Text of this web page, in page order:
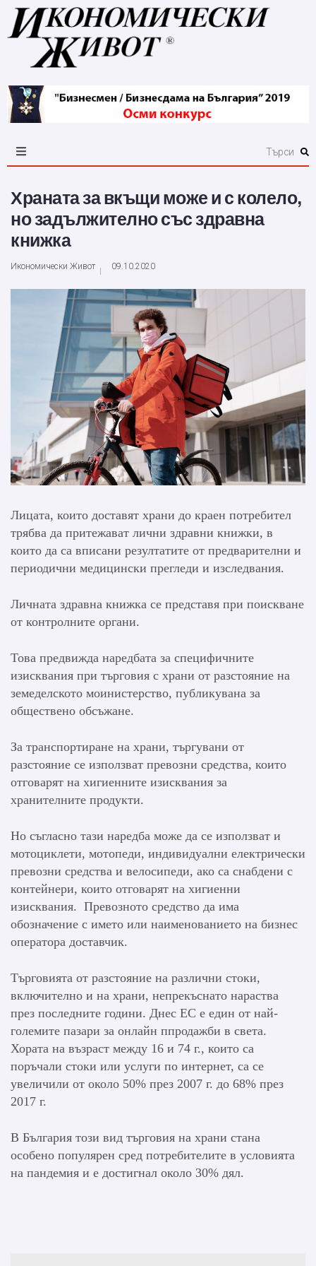
Храната за вкъщи може и с колело,
но задължително със здравна
книжка
Икономически Живот 09.10.2020
Лицата, които доставят храни до краен потребител
трябва да притежават лични здравни книжки, в
които да са вписани резултатите от предварителни и
периодични медицински прегледи и изследвания.
Личната здравна книжка се представя при поискване
от контролните органи.
Това предвижда наредбата за специфичните
изисквания при търговия с храни от разстояние на
земеделското моинистерство, публикувана за
обществено обсъжане.
За транспортиране на храни, търгувани от
разстояние се използват превозни средства, които
отговарят на хигиенните изисквания за
хранителните продукти.
Но съгласно тази наредба може да се използват и
мотоциклети, мотопеди, индивидуални електрически
превозни средства и велосипеди, ако са снабдени с
контейнери, които отговарят на хигиенни
изисквания. Превозното средство да има
обозначение с името или наименованието на бизнес
оператора доставчик.
Търговията от разстояние на различни стоки,
включително и на храни, непрекъснато нараства
през последните години. Днес ЕС е един от най-
големите пазари за онлайн ппродажби в света.
Хората на възраст между 16 и 74 г., които са
поръчали стоки или услуги по интернет, са се
увеличили от около 50% през 2007 г. до 68% през
2017 г.
В България този вид търговия на храни стана
особено популярен сред потребителите в условията
на пандемия и е достигнал около 30% дял.